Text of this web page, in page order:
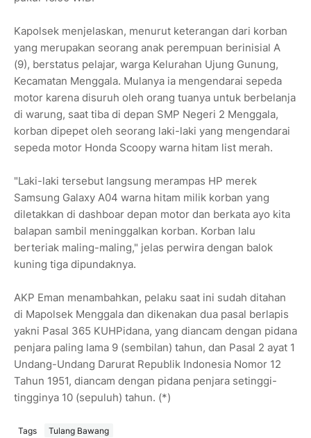
Kapolsek menjelaskan, menurut keterangan dari korban
yang merupakan seorang anak perempuan berinisial A
(9), berstatus pelajar, warga Kelurahan Ujung Gunung,
Kecamatan Menggala. Mulanya ia mengendarai sepeda
motor karena disuruh oleh orang tuanya untuk berbelanja
di warung, saat tiba di depan SMP Negeri 2 Menggala,
korban dipepet oleh seorang laki-laki yang mengendarai
sepeda motor Honda Scoopy warna hitam list merah.
"Laki-laki tersebut langsung merampas HP merek
Samsung Galaxy A04 warna hitam milik korban yang
diletakkan di dashboar depan motor dan berkata ayo kita
balapan sambil meninggalkan korban. Korban lalu
berteriak maling-maling," jelas perwira dengan balok
kuning tiga dipundaknya.
AKP Eman menambahkan, pelaku saat ini sudah ditahan
di Mapolsek Menggala dan dikenakan dua pasal berlapis
yakni Pasal 365 KUHPidana, yang diancam dengan pidana
penjara paling lama 9 (sembilan) tahun, dan Pasal 2 ayat 1
Undang-Undang Darurat Republik Indonesia Nomor 12
Tahun 1951, diancam dengan pidana penjara setinggi-
tingginya 10 (sepuluh) tahun. (*)
Tags Tulang Bawang